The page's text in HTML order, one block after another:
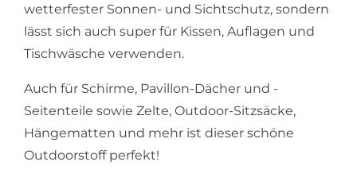
wetterfester Sonnen- und Sichtschutz, sondern
lässt sich auch super für Kissen, Auflagen und
Tischwäsche verwenden.
Auch für Schirme, Pavillon-Dächer und -
Seitenteile sowie Zelte, Outdoor-Sitzsäcke,
Hängematten und mehr ist dieser schöne
Outdoorstoff perfekt!